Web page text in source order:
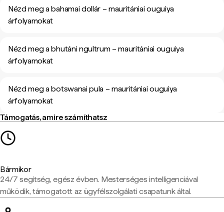
Nézd meg a bahamai dollár – mauritániai ouguiya
árfolyamokat
Nézd meg a bhutáni ngultrum – mauritániai ouguiya
árfolyamokat
Nézd meg a botswanai pula – mauritániai ouguiya
árfolyamokat
Támogatás, amire számíthatsz
Bármikor
24/7 segítség, egész évben. Mesterséges intelligenciával
működik, támogatott az ügyfélszolgálati csapatunk által.